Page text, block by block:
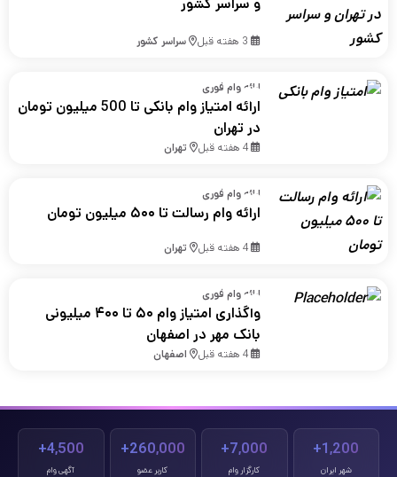
3 هفته قبل سراسر کشور
ارائه وام فوری
ارائه امتیاز وام بانکی تا 500 میلیون تومان
در تهران
4 هفته قبل تهران
ارائه وام فوری
ارائه وام رسالت تا ۵۰۰ میلیون تومان
4 هفته قبل تهران
ارائه وام فوری
واگذاری امتیاز وام ۵۰ تا ۴۰۰ میلیونی
بانک مهر در اصفهان
4 هفته قبل اصفهان
1,200+
شهر ایران
7,000+
کارگزار وام
260,000+
کاربر عضو
4,500+
آگهی وام